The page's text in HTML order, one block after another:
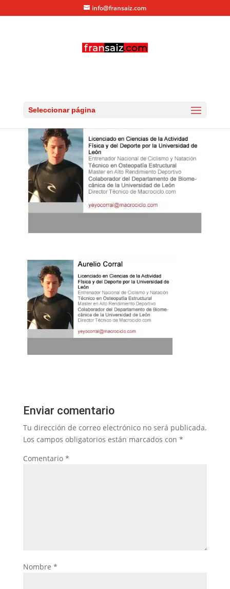
info@fransaiz.com
Seleccionar página
Enviar comentario
Tu dirección de correo electrónico no será publicada.
Los campos obligatorios están marcados con *
Comentario *
Nombre *